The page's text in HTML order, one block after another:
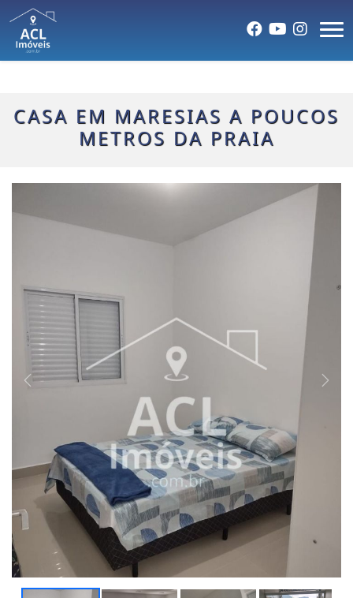
CASA EM MARESIAS A POUCOS
METROS DA PRAIA